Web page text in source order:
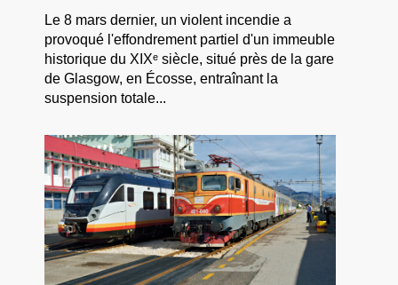
Le 8 mars dernier, un violent incendie a
provoqué l'effondrement partiel d'un immeuble
historique du XIXᵉ siècle, situé près de la gare
de Glasgow, en Écosse, entraînant la
suspension totale...